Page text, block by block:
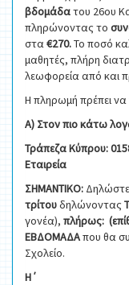
βδομάδατου 26ου
πληρώνοντας το
στα€270.Το ποσό
μαθητές, πλήρη
λεωφορεία από και
Η πληρωμή πρέπει να
Α) Στον πιο κάτω
Τράπεζα Κύπρου:
Εταιρεία
ΣΗΜΑΝΤΙΚΟ:
τρίτουδηλώνοντας
γονέα), πλήρως:
ΕΒΔΟΜΑΔΑπου θα
Σχολείο.
Η΄